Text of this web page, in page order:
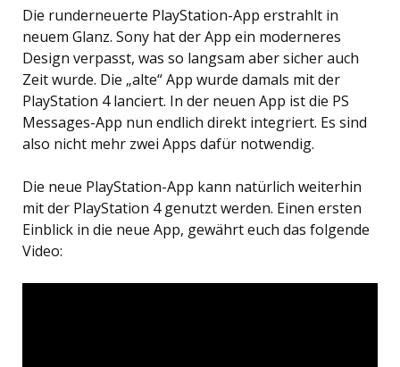
Die runderneuerte PlayStation-App erstrahlt in
neuem Glanz. Sony hat der App ein moderneres
Design verpasst, was so langsam aber sicher auch
Zeit wurde. Die „alte“ App wurde damals mit der
PlayStation 4 lanciert. In der neuen App ist die PS
Messages-App nun endlich direkt integriert. Es sind
also nicht mehr zwei Apps dafür notwendig.
Die neue PlayStation-App kann natürlich weiterhin
mit der PlayStation 4 genutzt werden. Einen ersten
Einblick in die neue App, gewährt euch das folgende
Video: